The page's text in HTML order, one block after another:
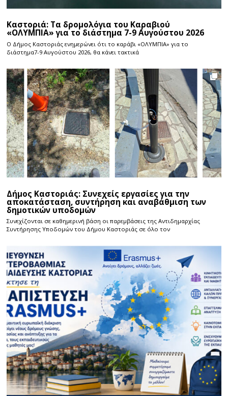
Καστοριά: Τα δρομολόγια του Καραβιού
«ΟΛΥΜΠΙΑ» για το διάστημα 7-9 Αυγούστου 2026
Ο Δήμος Καστοριάς ενημερώνει ότι το καράβι «ΟΛΥΜΠΙΑ» για το
διάστημα7-9 Αυγούστου 2026, θα κάνει τακτικά
Δήμος Καστοριάς: Συνεχείς εργασίες για την
αποκατάσταση, συντήρηση και αναβάθμιση των
δημοτικών υποδομών
Συνεχίζονται σε καθημερινή βάση οι παρεμβάσεις της Αντιδημαρχίας
Συντήρησης Υποδομών του Δήμου Καστοριάς σε όλο τον